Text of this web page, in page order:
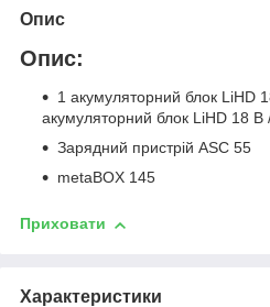
Опис
Опис:
1 акумуляторний блок LiHD
акумуляторний блок LiHD 18 В
Зарядний пристрій ASC 55
metaBOX 145
Приховати
Характеристики